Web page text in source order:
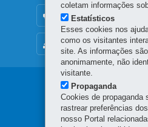
MAPA DO SITE
OUVIDORIA
Navegação
principal
coletam informações
Estatísticos
Esses cookies nos
como os visitantes
site. As informações
anonimamente, não
visitante.
Propaganda
Cookies de propaganda
rastrear preferências
nosso Portal